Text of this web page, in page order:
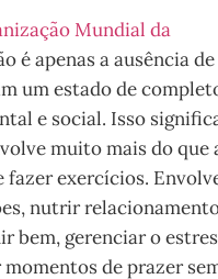
Mundial da
é apenas a ausência de
um estado de
e social. Isso
muito mais do que
fazer exercícios.
nutrir
bem, gerenciar o
de prazer